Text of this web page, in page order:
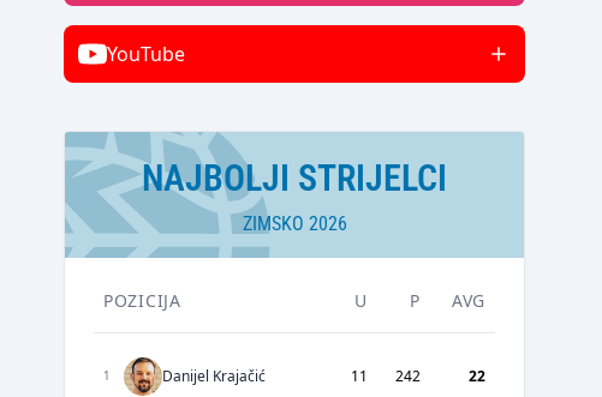
YouTube
NAJBOLJI STRIJELCI
ZIMSKO 2026
POZICIJA U P AVG
1 Danijel Krajačić 11 242 22